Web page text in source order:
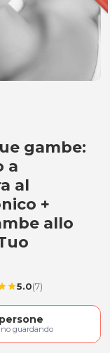
+
gambe:
a
al
+
allo
star5.0(7)
persone
guardando